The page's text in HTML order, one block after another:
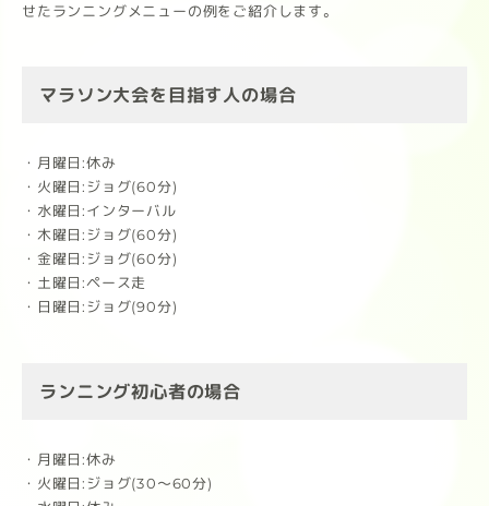
せたランニングメニューの例をご紹介します。
マラソン大会を目指す人の場合
・月曜日:休み
・火曜日:ジョグ(60分)
・水曜日:インターバル
・木曜日:ジョグ(60分)
・金曜日:ジョグ(60分)
・土曜日:ペース走
・日曜日:ジョグ(90分)
ランニング初心者の場合
・月曜日:休み
・火曜日:ジョグ(30〜60分)